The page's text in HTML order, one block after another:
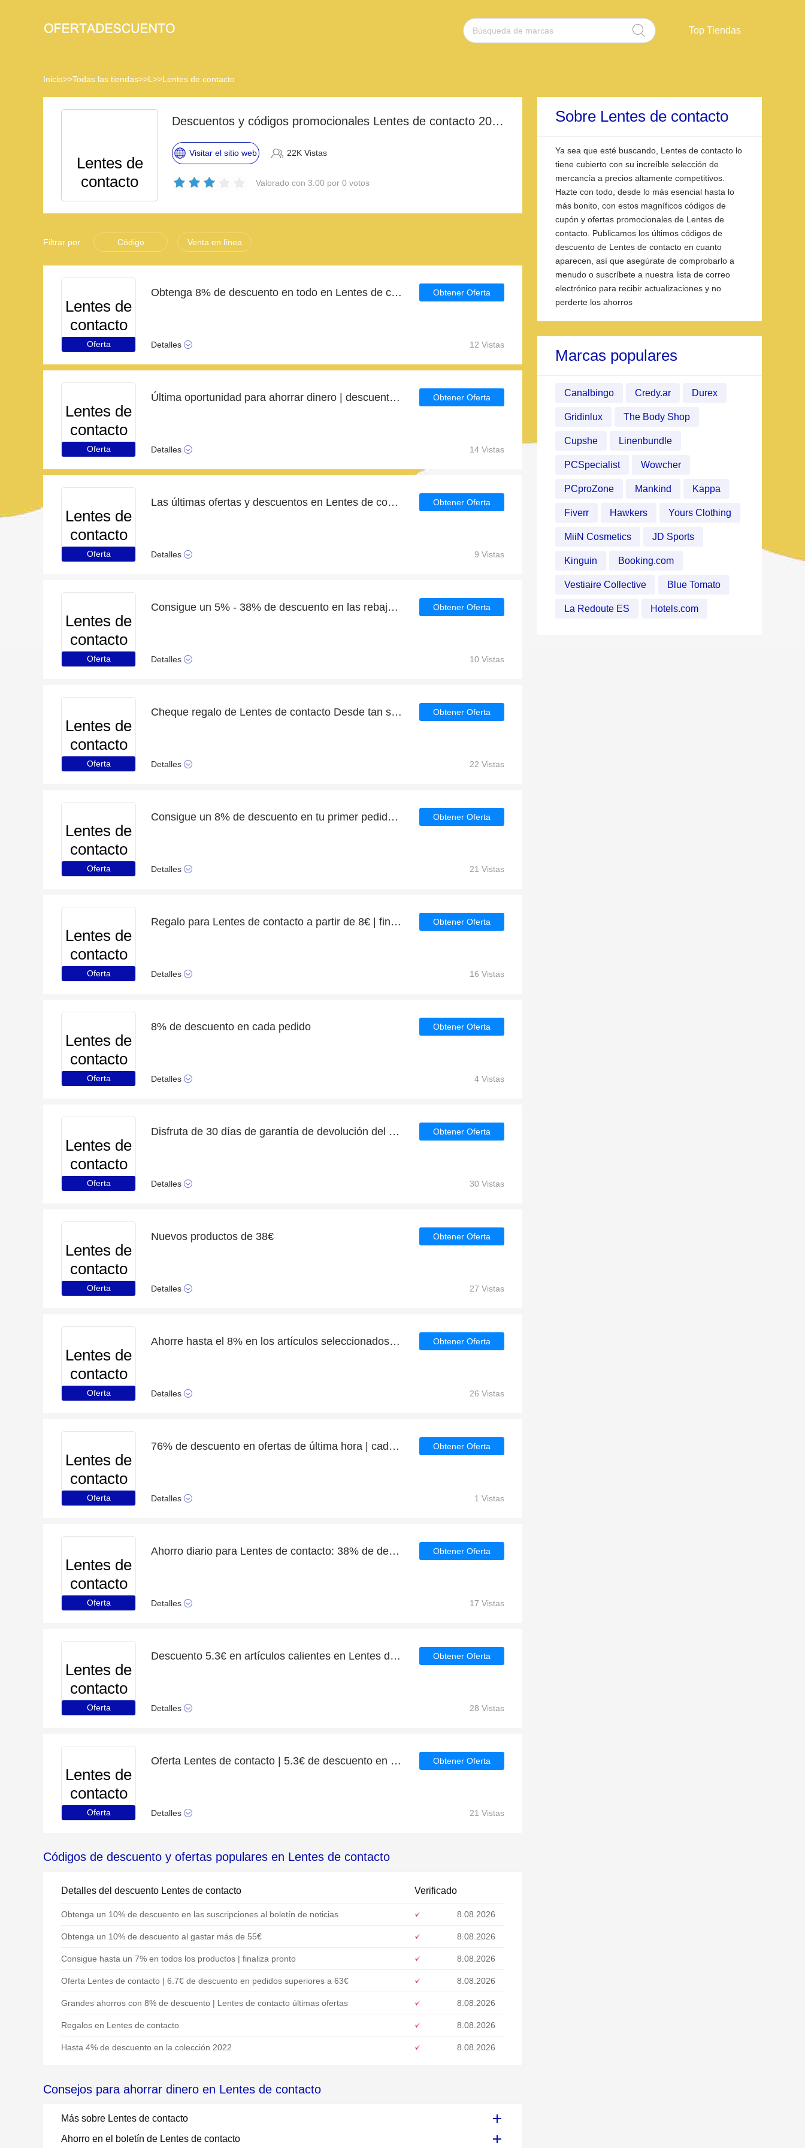
Top Tiendas
Inicio>>Todas las tiendas>>L >>Lentes de contacto
Lentes de
contacto
Descuentos y códigos promocionales Lentes de contacto 2023
Visitar el sitio web 22K Vistas
Valorado con 3.00 por 0 votos
Filtrar por Código Venta en línea
Lentes de
contacto
Oferta
Obtenga 8% de descuento en todo en Lentes de contacto | caduca pronto
Detalles
Obtener Oferta
12 Vistas
Lentes de
contacto
Oferta
Última oportunidad para ahorrar dinero | descuento Lentes de contacto
Detalles
Obtener Oferta
14 Vistas
Lentes de
contacto
Oferta
Las últimas ofertas y descuentos en Lentes de contacto
Detalles
Obtener Oferta
9 Vistas
Lentes de
contacto
Oferta
Consigue un 5% - 38% de descuento en las rebajas de verano en Lentes de contacto
Detalles
Obtener Oferta
10 Vistas
Lentes de
contacto
Oferta
Cheque regalo de Lentes de contacto Desde tan sólo 38€
Detalles
Obtener Oferta
22 Vistas
Lentes de
contacto
Oferta
Consigue un 8% de descuento en tu primer pedido en Lentes de contacto
Detalles
Obtener Oferta
21 Vistas
Lentes de
contacto
Oferta
Regalo para Lentes de contacto a partir de 8€ | fin en breve
Detalles
Obtener Oferta
16 Vistas
Lentes de
contacto
Oferta
8% de descuento en cada pedido
Detalles
Obtener Oferta
4 Vistas
Lentes de
contacto
Oferta
Disfruta de 30 días de garantía de devolución del dinero | descuento continuo
Detalles
Obtener Oferta
30 Vistas
Lentes de
contacto
Oferta
Nuevos productos de 38€
Detalles
Obtener Oferta
27 Vistas
Lentes de
contacto
Oferta
Ahorre hasta el 8% en los artículos seleccionados | fin en breve
Detalles
Obtener Oferta
26 Vistas
Lentes de
contacto
Oferta
76% de descuento en ofertas de última hora | caducan pronto
Detalles
Obtener Oferta
1 Vistas
Lentes de
contacto
Oferta
Ahorro diario para Lentes de contacto: 38% de descuento, regalos y más
Detalles
Obtener Oferta
17 Vistas
Lentes de
contacto
Oferta
Descuento 5.3€ en artículos calientes en Lentes de contacto
Detalles
Obtener Oferta
28 Vistas
Lentes de
contacto
Oferta
Oferta Lentes de contacto | 5.3€ de descuento en pedidos superiores a 76€
Detalles
Obtener Oferta
21 Vistas
Códigos de descuento y ofertas populares en Lentes de contacto
Detalles del descuento Lentes de contacto Verificado
Obtenga un 10% de descuento en las suscripciones al boletín de noticias 8.08.2026
Obtenga un 10% de descuento al gastar más de 55€ 8.08.2026
Consigue hasta un 7% en todos los productos | finaliza pronto 8.08.2026
Oferta Lentes de contacto | 6.7€ de descuento en pedidos superiores a 63€ 8.08.2026
Grandes ahorros con 8% de descuento | Lentes de contacto últimas ofertas 8.08.2026
Regalos en Lentes de contacto 8.08.2026
Hasta 4% de descuento en la colección 2022 8.08.2026
Consejos para ahorrar dinero en Lentes de contacto
Más sobre Lentes de contacto
Ahorro en el boletín de Lentes de contacto
Sobre Lentes de contacto
Ya sea que esté buscando, Lentes de contacto lo
tiene cubierto con su increíble selección de
mercancía a precios altamente competitivos.
Hazte con todo, desde lo más esencial hasta lo
más bonito, con estos magníficos códigos de
cupón y ofertas promocionales de Lentes de
contacto. Publicamos los últimos códigos de
descuento de Lentes de contacto en cuanto
aparecen, así que asegúrate de comprobarlo a
menudo o suscríbete a nuestra lista de correo
electrónico para recibir actualizaciones y no
perderte los ahorros
Marcas populares
Canalbingo Credy.ar Durex
Gridinlux The Body Shop
Cupshe Linenbundle
PCSpecialist Wowcher
PCproZone Mankind Kappa
Fiverr Hawkers Yours Clothing
MiiN Cosmetics JD Sports
Kinguin Booking.com
Vestiaire Collective Blue Tomato
La Redoute ES Hotels.com